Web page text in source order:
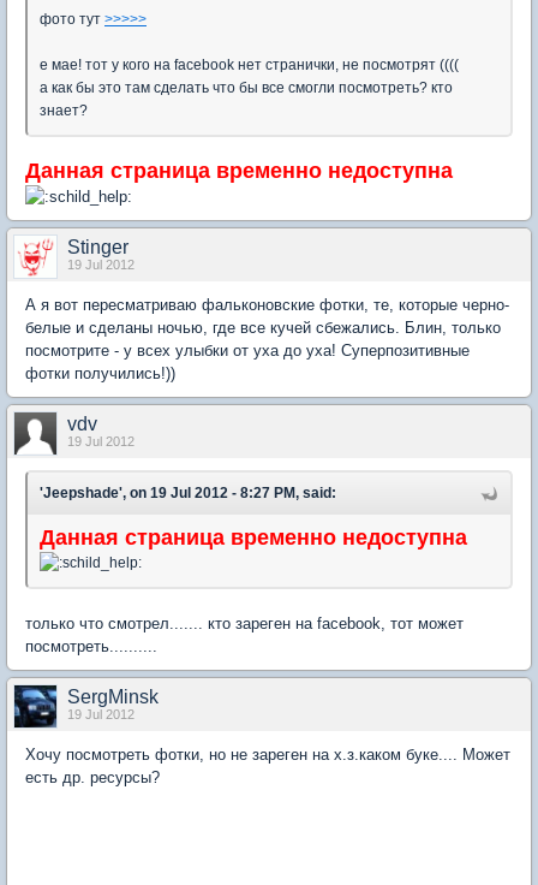
фото тут >>>>>
е мае! тот у кого на facebook нет странички, не посмотрят ((((
а как бы это там сделать что бы все смогли посмотреть? кто
знает?
Данная страница временно недоступна
Stinger
19 Jul 2012
А я вот пересматриваю фальконовские фотки, те, которые черно-
белые и сделаны ночью, где все кучей сбежались. Блин, только
посмотрите - у всех улыбки от уха до уха! Суперпозитивные
фотки получились!))
vdv
19 Jul 2012
'Jeepshade', on 19 Jul 2012 - 8:27 PM, said:
Данная страница временно недоступна
только что смотрел....... кто зареген на facebook, тот может
посмотреть..........
SergMinsk
19 Jul 2012
Хочу посмотреть фотки, но не зареген на х.з.каком буке.... Может
есть др. ресурсы?